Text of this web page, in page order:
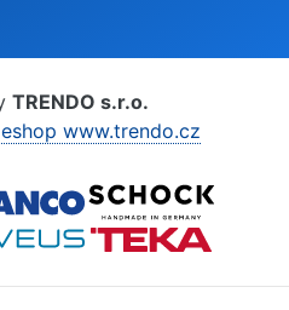
TRENDO s.r.o.
www.trendo.cz